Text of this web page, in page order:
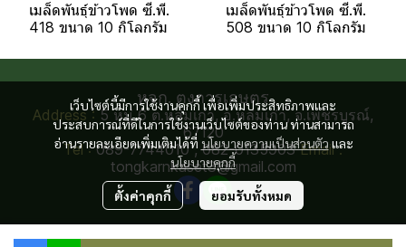
เมล็ดพันธุ์ข้าวโพด ซี.พี.
418 ขนาด 10 กิโลกรัม
เมล็ดพันธุ์ข้าวโพด ซี.พี.
508 ขนาด 10 กิโลกรัม
เว็บไซต์นี้มีการใช้งานคุกกี้ เพื่อเพิ่มประสิทธิภาพและ
ประสบการณ์ที่ดีในการใช้งานเว็บไซต์ของท่าน ท่านสามารถ
อ่านรายละเอียดเพิ่มเติมได้ที่ นโยบายความเป็นส่วนตัว และ
นโยบายคุกกี้
ตั้งค่าคุกกี้ ยอมรับทั้งหมด
หจก. ตงการเกษตร
Address :5 หมู่ 6 ต.หล่มเก่า, อ.หล่มเก่า, จ.เพชรบูรณ์,
67120
Tel :089-7744010 , 082-0135903Email :
tongkarnkaset3@gmail.com